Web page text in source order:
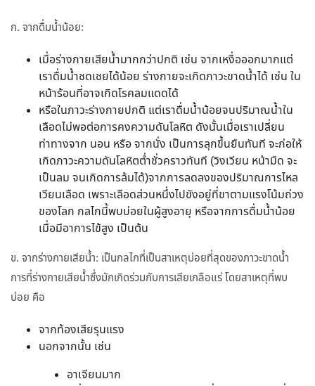
ก. จากดื่มน้ำน้อย:
เมื่อร่างกายเสียน้ำมากกว่าปกติ เช่น จากเหงื่อออกมากแต่
เราดื่มน้ำชดเชยได้น้อย ร่างกายจะเกิดภาวะขาดน้ำได้ เช่น ใน
หน้าร้อนที่อาจเกิดโรคลมแดดได้
หรือในภาวะร่างกายปกติ แต่เราดื่มน้ำน้อยจนปริมาณน้ำใน
เลือดไม่พอต่อการคงความดันโลหิต ดังนั้นเมื่อเราเปลี่ยน
ท่าทางจาก นอน หรือ จากนั่ง เป็นการลุกขึ้นยืนทันที จะก่อให้
เกิดภาวะความดันโลหิตต่ำชั่วคราวทันที (วิงเวียน หน้ามืด จะ
เป็นลม จนเกิดการล้มได้)จากการลดลงของปริมาณการไหล
เวียนเลือด เพราะเลือดส่วนหนึ่งไปขังอยู่ที่ขาตามแรงโน้มถ่วง
ของโลก กลไกนี้พบบ่อยในผู้สูงอายุ หรือจากการดื่มน้ำน้อย
เมื่อมีอาการไข้สูง เป็นต้น
ข. จากร่างกายเสียน้ำ: เป็นกลไกที่เป็นสาเหตุบ่อยที่สุดของภาวะขาดน้ำ
การที่ร่างกายเสียน้ำซึ่งมักเกิดร่วมกับการเสียเกลือแร่ โดยสาเหตุที่พบ
บ่อย คือ
จากท้องเสียรุนแรง
นอกจากนั้น เช่น
อาเจียนมาก